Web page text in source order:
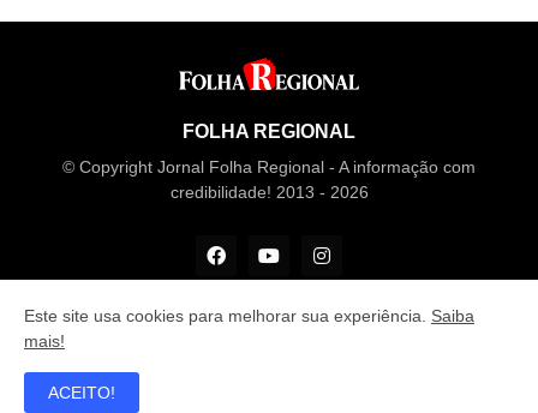
FOLHA REGIONAL
© Copyright Jornal Folha Regional - A informação com
credibilidade! 2013 - 2026
Este site usa cookies para melhorar sua experiência. Saiba
mais!
ACEITO!